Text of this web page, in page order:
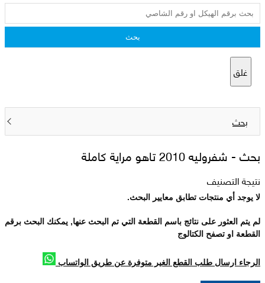
بحث
غلق
بحث
بحث - شفروليه 2010 تاهو مراية كاملة
نتيجة التصنيف
لا يوجد أي منتجات تطابق معايير البحث.
لم يتم العثور على نتائج باسم القطعة التي تم البحث عنها, يمكنك البحث برقم
القطعة او تصفح الكتالوج
الرجاء ارسال طلب القطع الغير متوفرة عن طريق الواتساب